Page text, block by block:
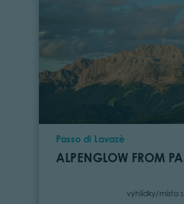
Location
Passo di Lavazè
ALPENGLOW FROM
Category
vyhlídky/místa